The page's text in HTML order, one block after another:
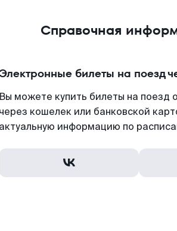
Справочная
билеты на поезд
Вы можете купить билеты на поезд
через кошелек или банковской
актуальную информацию по